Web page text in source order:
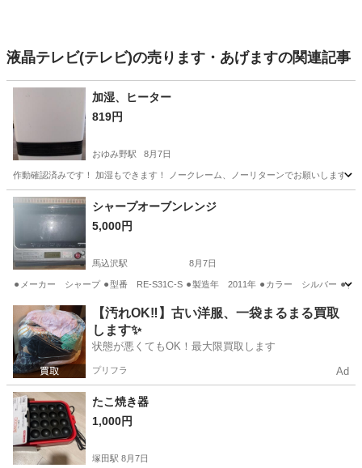
液晶テレビ(テレビ)の売ります・あげますの関連記事
加湿、ヒーター
819円
おゆみ野駅 8月7日
作動確認済みです！ 加湿もできます！ ノークレーム、ノーリターンでお願いします！
千葉 千葉市 おゆみ野駅 季節、空調家電
シャープオーブンレンジ
5,000円
馬込沢駅 8月7日
⚫︎メーカー シャープ ⚫︎型番 RE-S31C-S ⚫︎製造年 2011年 ⚫︎カラー シルバー ⚫︎
千葉 船橋市 馬込沢駅 キッチン家電 シャープ
【汚れOK‼️】古い洋服、一袋まるまる買取
します✨
状態が悪くてもOK！最大限買取します
プリフラ Ad
たこ焼き器
1,000円
塚田駅 8月7日